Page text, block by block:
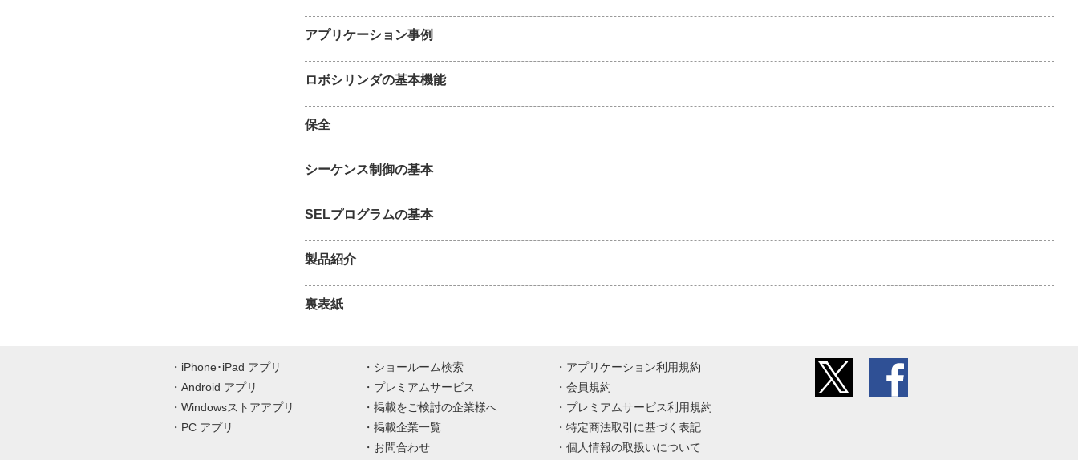
アプリケーション事例
ロボシリンダの基本機能
保全
シーケンス制御の基本
SELプログラムの基本
製品紹介
裏表紙
iPhone･iPad アプリ
Android アプリ
Windowsストアアプリ
PC アプリ
ショールーム検索
プレミアムサービス
掲載をご検討の企業様へ
掲載企業一覧
お問合わせ
アプリケーション利用規約
会員規約
プレミアムサービス利用規約
特定商法取引に基づく表記
個人情報の取扱いについて